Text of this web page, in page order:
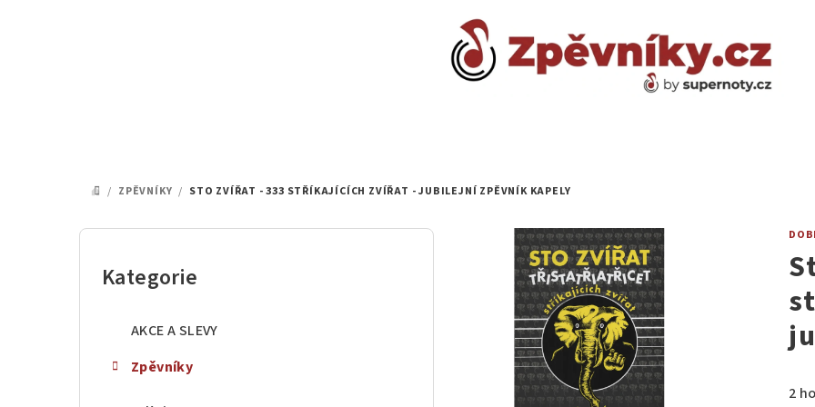
DOMŮ
/ ZPĚVNÍKY / STO ZVÍŘAT - 333 STŘÍKAJÍCÍCH ZVÍŘAT - JUBILEJNÍ ZPĚVNÍK KAPELY
P
Přeskočit
Kategorie
AKCE A SLEVY
Zpěvníky
2